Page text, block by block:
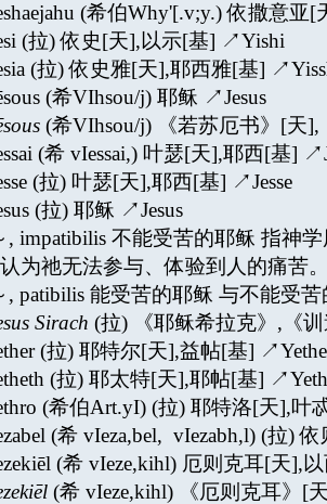
(希伯Why'[.v;y.) 依撒意亚
(拉) 依史[天],以示[基] ↗Yishi
(拉) 依史雅[天],耶西雅[基]
(希VIhsou/j) 耶稣 ↗Jesus
(希VIhsou/j) 《若苏厄书》[天],
(希 vIessai,) 叶瑟[天],耶西[基]
(拉) 叶瑟[天],耶西[基] ↗Jesse
(拉) 耶稣 ↗Jesus
, impatibilis 不能受苦的耶稣 指神
为祂无法参与、体验到人的痛苦
, patibilis 能受苦的耶稣 与不能受
Sirach (拉) 《耶稣希拉克》,《
(拉) 耶特尔[天],益帖[基]
(拉) 耶太特[天],耶帖[基]
(希伯Art.yI) (拉) 耶特洛[天],叶
(希 vIeza,bel, vIezabh,l) (拉)
(希 vIeze,kihl) 厄则克耳[天],
(希 vIeze,kihl) 《厄则克耳》[